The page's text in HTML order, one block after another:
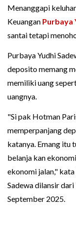
Menanggapi
Keuangan Purbaya
santai tetapi
Purbaya Yudhi
deposito memang
memiliki uang
uangnya.
"Si pak Hotman
memperpanjang
katanya. Emang itu
belanja kan
ekonomi jalan,"
Sadewa dilansir
September 2025.